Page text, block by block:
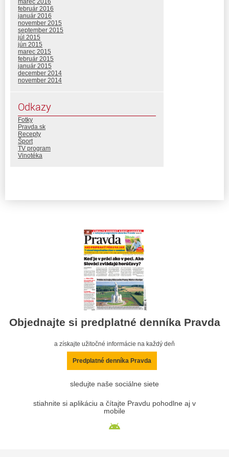
marec 2016
február 2016
január 2016
november 2015
september 2015
júl 2015
jún 2015
marec 2015
február 2015
január 2015
december 2014
november 2014
Odkazy
Fotky
Pravda.sk
Recepty
Šport
TV program
Vinotéka
Objednajte si predplatné denníka Pravda
a získajte užitočné informácie na každý deň
Predplatné denníka Pravda
sledujte naše sociálne siete
stiahnite si aplikáciu a čítajte Pravdu pohodlne aj v
mobile